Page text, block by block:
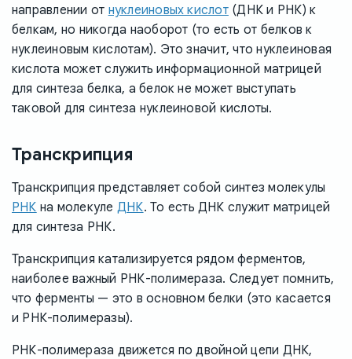
направлении от нуклеиновых кислот(ДНК и РНК) к
белкам, но никогда наоборот (то есть от белков к
нуклеиновым кислотам). Это значит, что нуклеиновая
кислота может служить информационной матрицей
для синтеза белка, а белок не может выступать
таковой для синтеза нуклеиновой кислоты.
Транскрипция
Транскрипция представляет собой синтез молекулы
РНК на молекуле ДНК. То есть ДНК служит матрицей
для синтеза РНК.
Транскрипция катализируется рядом ферментов,
наиболее важный РНК-полимераза. Следует помнить,
что ферменты — это в основном белки (это касается
и РНК-полимеразы).
РНК-полимераза движется по двойной цепи ДНК,